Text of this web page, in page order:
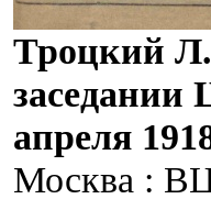
Троцкий
заседании
апреля
Москва :